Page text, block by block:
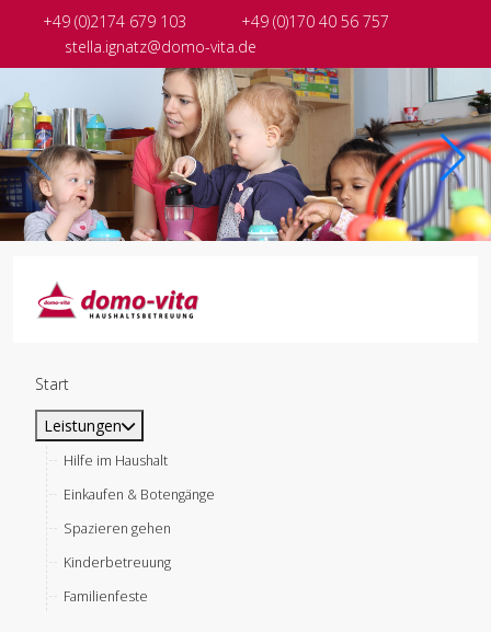
+49 (0)2174 679 103
+49 (0)170 40 56 757
stella.ignatz@domo-vita.de
Start
Leistungen
Hilfe im Haushalt
Einkaufen & Botengänge
Spazieren gehen
Kinderbetreuung
Familienfeste